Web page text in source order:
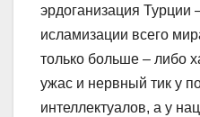
эрдоганизация Турции
исламизации всего
только больше – либо
ужас и нервный тик у
интеллектуалов, а у